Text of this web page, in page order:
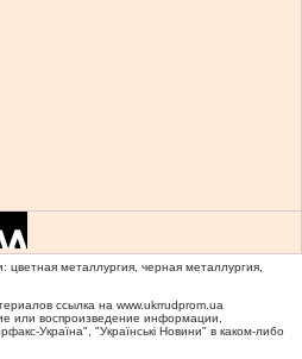
металлургия, черная металлургия,
ссылка на www.ukrrudprom.ua
или воспроизведение информации,
Україна", "Українськi Новини" в каком-либо